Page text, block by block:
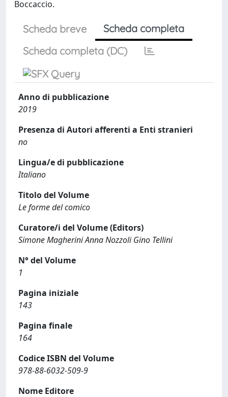
Boccaccio.
Scheda breve
Scheda completa
Scheda completa (DC)
Anno di pubblicazione
2019
Presenza di Autori afferenti a Enti stranieri
no
Lingua/e di pubblicazione
Italiano
Titolo del Volume
Le forme del comico
Curatore/i del Volume (Editors)
Simone Magherini Anna Nozzoli Gino Tellini
N° del Volume
1
Pagina iniziale
143
Pagina finale
164
Codice ISBN del Volume
978-88-6032-509-9
Nome Editore